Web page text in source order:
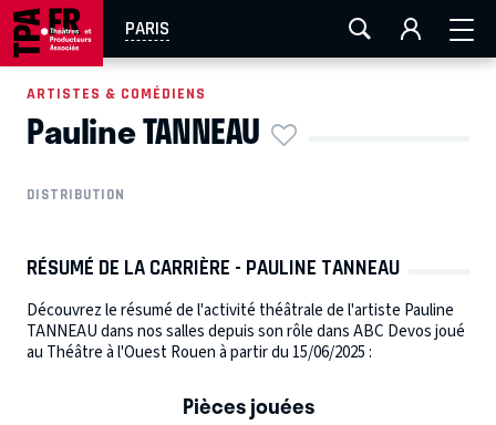
PARIS
AIX-MARSEILLE LA ROCHELLE
EN TOURNÉE
ARTISTES & COMÉDIENS
Pauline TANNEAU
DISTRIBUTION
RÉSUMÉ DE LA CARRIÈRE - PAULINE TANNEAU
Découvrez le résumé de l'activité théâtrale de l'artiste Pauline
TANNEAU dans nos salles depuis son rôle dans ABC Devos joué
au Théâtre à l'Ouest Rouen à partir du 15/06/2025 :
Pièces jouées